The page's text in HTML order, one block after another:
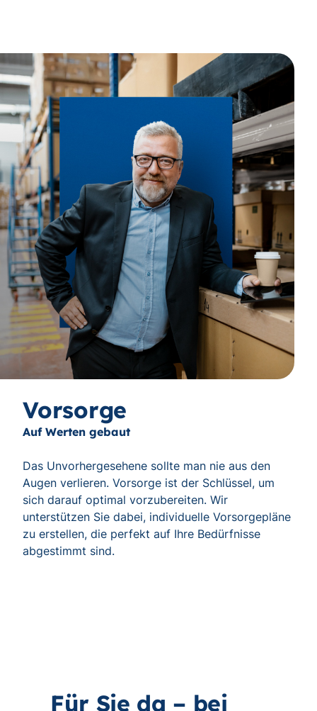
Vorsorge
Auf Werten gebaut
Das Unvorhergesehene sollte man nie aus den
Augen verlieren. Vorsorge ist der Schlüssel, um
sich darauf optimal vorzubereiten. Wir
unterstützen Sie dabei, individuelle Vorsorgepläne
zu erstellen, die perfekt auf Ihre Bedürfnisse
abgestimmt sind.
Für Sie da – bei